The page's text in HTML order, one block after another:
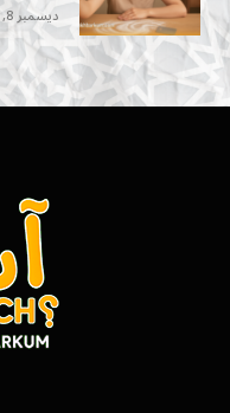
ديسمبر 8, 2025